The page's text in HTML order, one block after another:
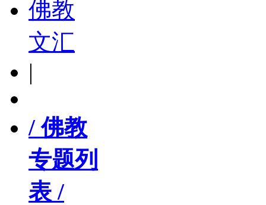
佛教
文汇
|
/ 佛教
专题列
表 /